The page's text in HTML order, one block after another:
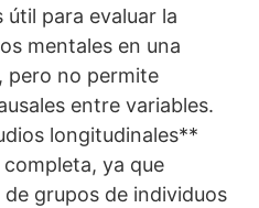
para evaluar la
mentales en una
pero no permite
entre variables.
longitudinales**
ya que
grupos de individuos